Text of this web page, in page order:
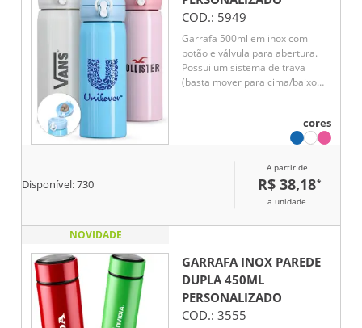
COD.: 5949
Garrafa 500ml em inox com
botão e válvula para abertura.
Possui um sistema de trava
(basta mover para cima/baixo
cores
Disponível:730
A partir de
R$ 38,18*
a unidade
NOVIDADE
GARRAFA INOX PAREDE
DUPLA 450ML
PERSONALIZADO
COD.: 3555